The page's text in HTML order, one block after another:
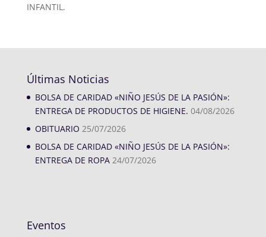
INFANTIL.
Últimas Noticias
BOLSA DE CARIDAD «NIÑO JESÚS DE LA PASIÓN»:
ENTREGA DE PRODUCTOS DE HIGIENE. 04/08/2026
OBITUARIO 25/07/2026
BOLSA DE CARIDAD «NIÑO JESÚS DE LA PASIÓN»:
ENTREGA DE ROPA 24/07/2026
Eventos